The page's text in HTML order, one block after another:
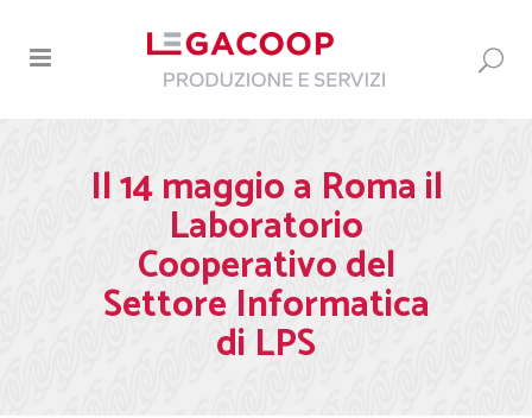
Il 14 maggio a Roma il
Laboratorio
Cooperativo del
Settore Informatica
di LPS